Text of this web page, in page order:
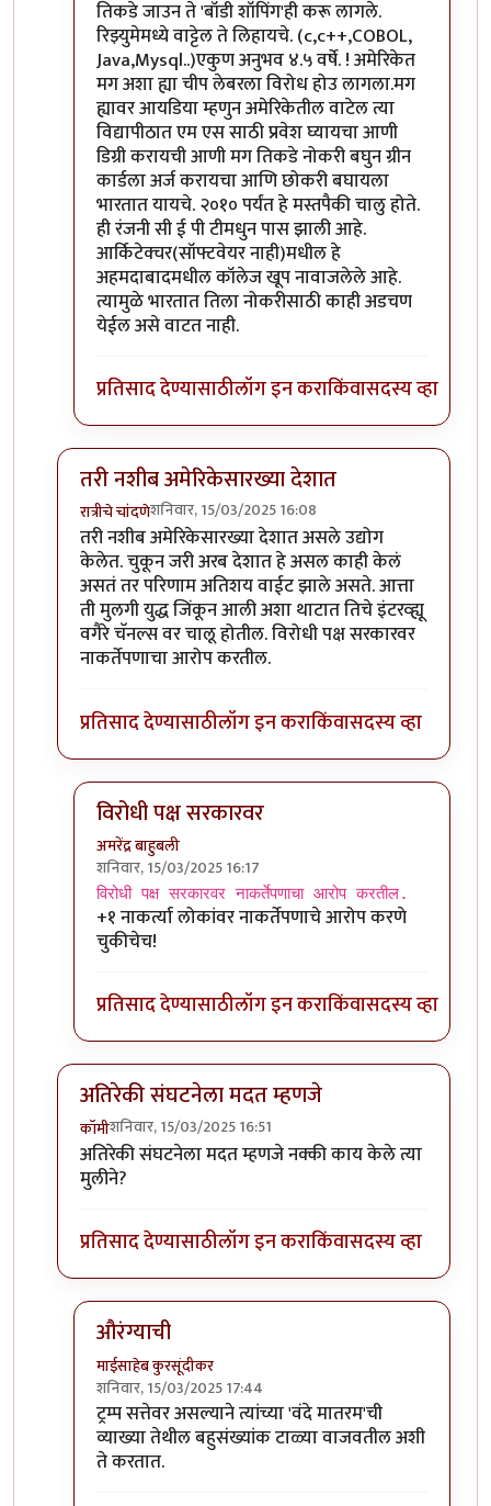
तिकडे जाउन ते 'बॉडी शॉपिंग'ही करू लागले.
रिझ्युमेमध्ये वाट्टेल ते लिहायचे. (c,c++,COBOL,
Java,Mysql..)एकुण अनुभव ४.५ वर्षे. ! अमेरिकेत
मग अशा ह्या चीप लेबरला विरोध होउ लागला.मग
ह्यावर आयडिया म्हणुन अमेरिकेतील वाटेल त्या
विद्यापीठात एम एस साठी प्रवेश घ्यायचा आणी
डिग्री करायची आणी मग तिकडे नोकरी बघुन ग्रीन
कार्डला अर्ज करायचा आणि छोकरी बघायला
भारतात यायचे. २०१० पर्यंत हे मस्तपैकी चालु होते.
ही रंजनी सी ई पी टीमधुन पास झाली आहे.
आर्किटेक्चर(सॉफ्टवेयर नाही)मधील हे
अहमदाबादमधील कॉलेज खूप नावाजलेले आहे.
त्यामुळे भारतात तिला नोकरीसाठी काही अडचण
येईल असे वाटत नाही.
प्रतिसाद देण्यासाठीलॉग इन कराकिंवासदस्य व्हा
तरी नशीब अमेरिकेसारख्या देशात
रात्रीचे चांदणेशनिवार, 15/03/2025 16:08
In reply toभारतीय विद्ध्यार्थी बहुदाbyसुक्या
तरी नशीब अमेरिकेसारख्या देशात असले उद्योग
केलेत. चुकून जरी अरब देशात हे असल काही केलं
असतं तर परिणाम अतिशय वाईट झाले असते. आत्ता
ती मुलगी युद्ध जिंकून आली अशा थाटात तिचे इंटरव्ह्यू
वगैरे चॅनल्स वर चालू होतील. विरोधी पक्ष सरकारवर
नाकर्तेपणाचा आरोप करतील.
प्रतिसाद देण्यासाठीलॉग इन कराकिंवासदस्य व्हा
विरोधी पक्ष सरकारवर
अमरेंद्र बाहुबली
शनिवार, 15/03/2025 16:17
In reply toतरी नशीब अमेरिकेसारख्या देशातby
विरोधी पक्ष सरकारवर नाकर्तेपणाचा आरोप करतील.
+१ नाकर्त्या लोकांवर नाकर्तेपणाचे आरोप करणे
चुकीचेच!
प्रतिसाद देण्यासाठीलॉग इन कराकिंवासदस्य व्हा
अतिरेकी संघटनेला मदत म्हणजे
कॉमीशनिवार, 15/03/2025 16:51
In reply toभारतीय विद्ध्यार्थी बहुदाbyसुक्या
अतिरेकी संघटनेला मदत म्हणजे नक्की काय केले त्या
मुलीने?
प्रतिसाद देण्यासाठीलॉग इन कराकिंवासदस्य व्हा
औरंग्याची
माईसाहेब कुरसूंदीकर
शनिवार, 15/03/2025 17:44
In reply toअतिरेकी संघटनेला मदत म्हणजे
ट्रम्प सत्तेवर असल्याने त्यांच्या 'वंदे मातरम'ची
व्याख्या तेथील बहुसंख्यांक टाळ्या वाजवतील अशी
ते करतात.